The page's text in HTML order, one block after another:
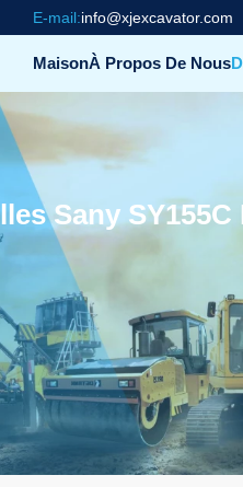
E-mail:info@xjexcavator.com
MaisonÀ Propos De Nous
Sany